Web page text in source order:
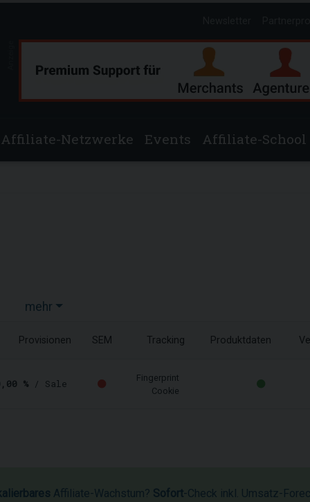
Affiliate-Netzwerke Events Affiliate-School
mehr
Provisionen SEM Tracking Produktdaten
% / Sale
Fingerprint
Cookie
Affiliate-Wachstum? Sofort-Check inkl. Umsatz-